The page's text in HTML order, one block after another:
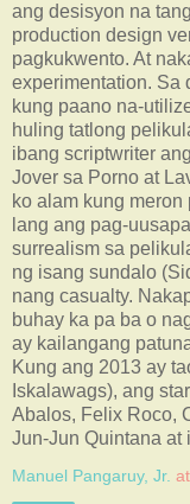
ang desisyon na
production design
pagkukwento. At
experimentation. Sa
kung paano na-
huling tatlong
ibang scriptwriter
Jover sa Porno at
ko alam kung
lang ang pag-
surrealism sa
ng isang sundalo
nang casualty.
buhay ka pa ba o
ay kailangang
Kung ang 2013 ay
Iskalawags), ang
Abalos, Felix Roco,
Jun-Jun Quintana at
Manuel Pangaruy, Jr. at